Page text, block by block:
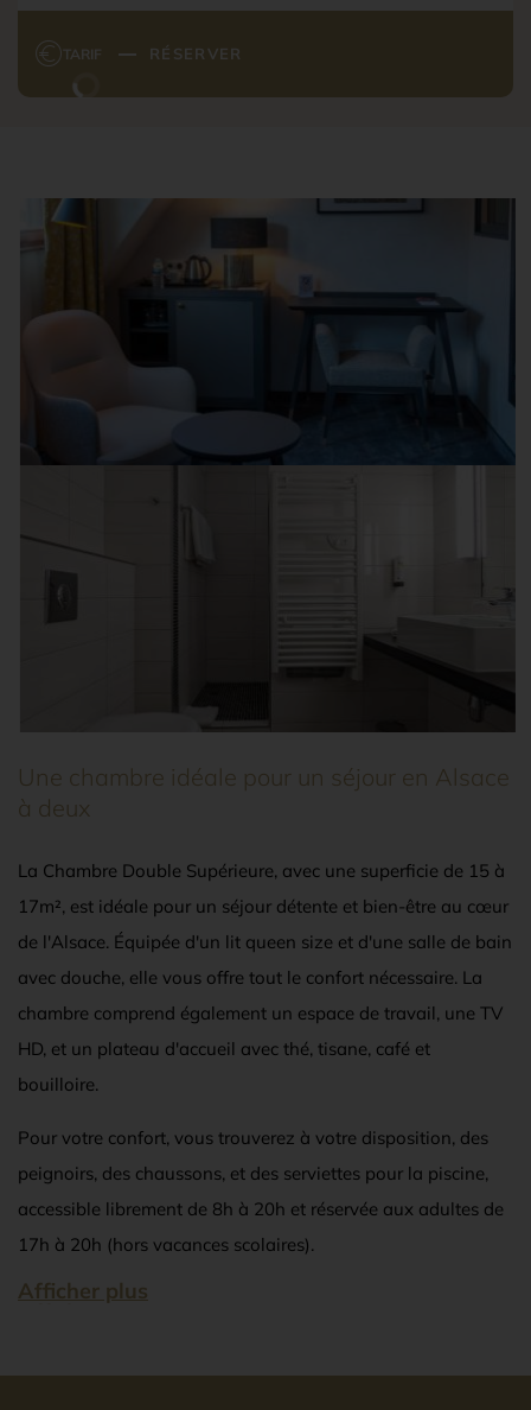
TARIF RÉSERVER
Une chambre idéale pour un séjour en Alsace
à deux
La Chambre Double Supérieure, avec une superficie de 15 à
17m², est idéale pour un séjour détente et bien-être au cœur
de l'Alsace. Équipée d'un lit queen size et d'une salle de bain
avec douche, elle vous offre tout le confort nécessaire. La
chambre comprend également un espace de travail, une TV
HD, et un plateau d'accueil avec thé, tisane, café et
bouilloire.
Pour votre confort, vous trouverez à votre disposition, des
peignoirs, des chaussons, et des serviettes pour la piscine,
accessible librement de 8h à 20h et réservée aux adultes de
17h à 20h (hors vacances scolaires).
Afficher plus
Afficher moins